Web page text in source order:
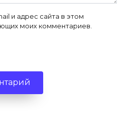
и адрес сайта в этом
моих комментариев.